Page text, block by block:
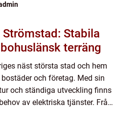
Stabila
terräng
näst största stad och hem
och företag. Med sin
och ständiga utveckling finns
av elektriska tjänster. Från